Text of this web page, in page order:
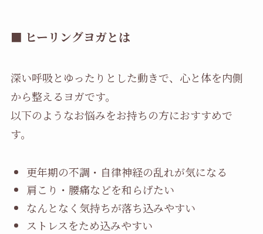
■ ヒーリングヨガとは
深い呼吸とゆったりとした動きで、心と体を内側
から整えるヨガです。
以下のようなお悩みをお持ちの方におすすめで
す。
更年期の不調・自律神経の乱れが気になる
肩こり・腰痛などを和らげたい
なんとなく気持ちが落ち込みやすい
ストレスをため込みやすい